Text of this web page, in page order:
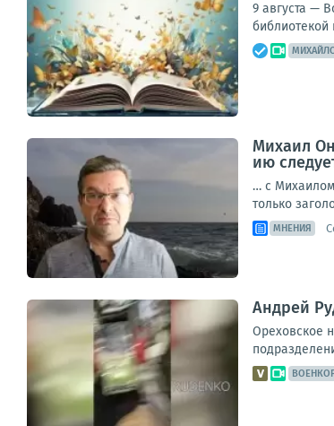
9 августа —
библиотекой
Михаил
ию
… с
только
МНЕНИЯ
Андрей
Ореховское